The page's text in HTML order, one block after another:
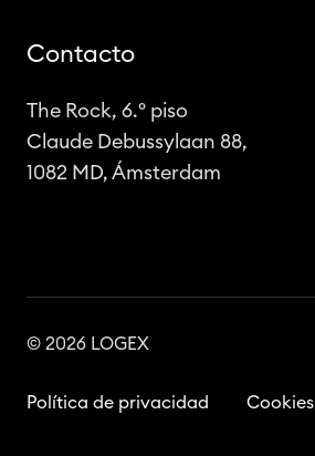
Contacto
The Rock, 6.º piso
Claude Debussylaan 88,
1082 MD, Ámsterdam
© 2026 LOGEX
Política de privacidad Cookies